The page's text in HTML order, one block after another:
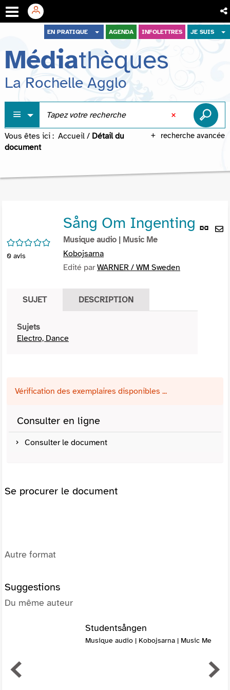
menu
contenu
recherche
EN PRATIQUE AGENDA INFOLETTRES JE SUIS
Médiathèques
La Rochelle Agglo
recherche avancée
Vous êtes ici : Accueil / Détail du
document
Lien
/5
0 avis
Sång Om Ingenting
Musique audio | Music Me
Kobojsarna
Edité parWARNER / WM Sweden
SUJET DESCRIPTION
Sujets
Electro, Dance
Vérification des exemplaires disponibles ...
Consulter en ligne
Consulter le document
Se procurer le document
Autre format
Suggestions
Du même auteur
Studentsången
Musique audio | Kobojsarna | Music Me